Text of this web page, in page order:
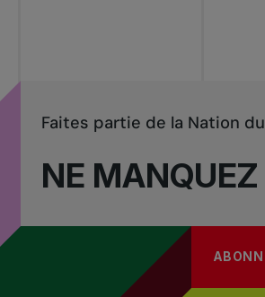
NE MANQUEZ
Faites partie de la Nation